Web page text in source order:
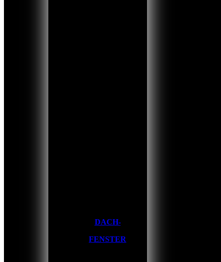
DACH-
FENSTER